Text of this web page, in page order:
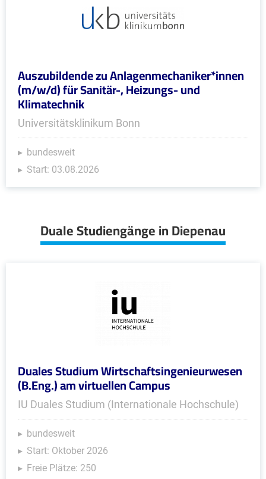
Auszubildende zu Anlagenmechaniker*innen
(m/w/d) für Sanitär-, Heizungs- und
Klimatechnik
Universitätsklinikum Bonn
bundesweit
Start: 03.08.2026
Duale Studiengänge in Diepenau
Duales Studium Wirtschaftsingenieurwesen
(B.Eng.) am virtuellen Campus
IU Duales Studium (Internationale Hochschule)
bundesweit
Start: Oktober 2026
Freie Plätze: 250